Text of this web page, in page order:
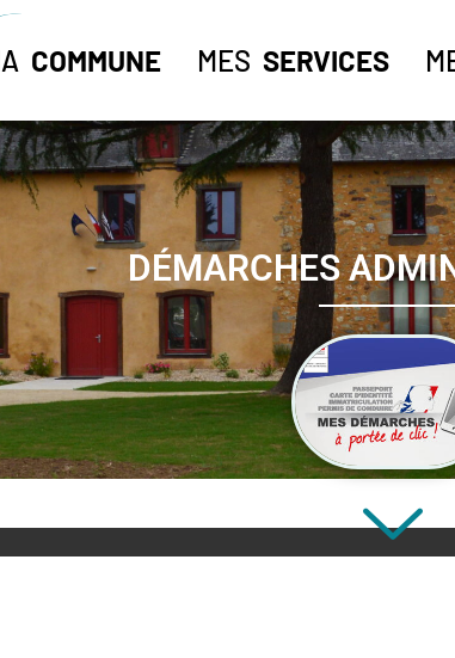
COMMUNE MES SERVICES
DÉMARCHES